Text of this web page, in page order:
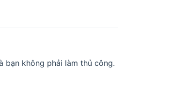
không phải làm thủ công.